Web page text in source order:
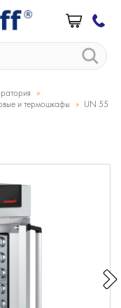
»
и термошкафы » UN 55